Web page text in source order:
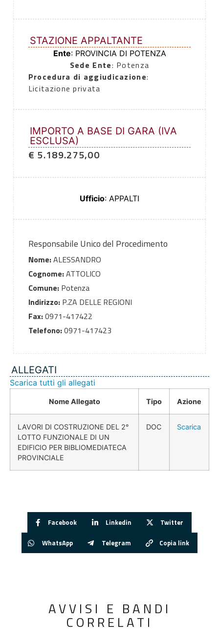
STAZIONE APPALTANTE
Ente: PROVINCIA DI POTENZA
Sede Ente: Potenza
Procedura di aggiudicazione:
Licitazione privata
IMPORTO A BASE DI GARA (IVA
ESCLUSA)
€ 5.189.275,00
Ufficio: APPALTI
Responsabile Unico del Procedimento
Nome:ALESSANDRO
Cognome:ATTOLICO
Comune:Potenza
Indirizzo:P.ZA DELLE REGIONI
Fax:0971-417422
Telefono:0971-417423
ALLEGATI
Scarica tutti gli allegati
Nome Allegato Tipo Azione
LAVORI DI COSTRUZIONE DEL 2°
LOTTO FUNZIONALE DI UN
EDIFICIO PER BIBLIOMEDIATECA
PROVINCIALE
DOC Scarica
Facebook Linkedin Twitter
WhatsApp Telegram Copia link
AVVISI E BANDI
CORRELATI